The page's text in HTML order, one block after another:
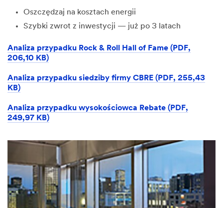
Oszczędzaj na kosztach energii
Szybki zwrot z inwestycji — już po 3 latach
Analiza przypadku Rock & Roll Hall of Fame (PDF,
206,10 KB)
Analiza przypadku siedziby firmy CBRE (PDF, 255,43
KB)
Analiza przypadku wysokościowca Rebate (PDF,
249,97 KB)